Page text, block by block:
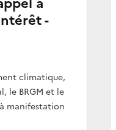
-
climatique,
le BRGM et le
manifestation